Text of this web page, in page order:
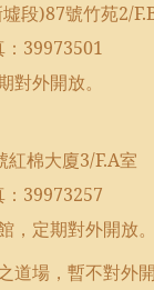
段)87號竹苑2/
39973501
對外開放。
紅棉大廈3/F.A室
39973257
，定期對外開放
道場，暫不對外